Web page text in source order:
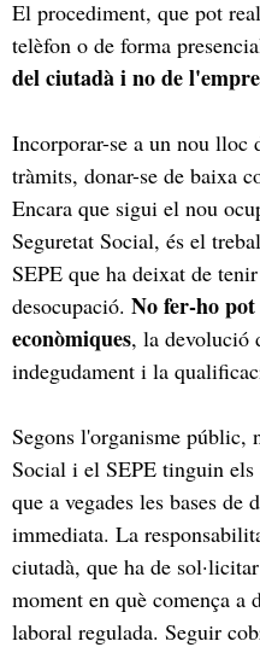
El procediment, que pot
telèfon o de forma
del ciutadà i no de
Incorporar-se a un nou lloc
tràmits, donar-se de baixa
Encara que sigui el nou
Seguretat Social, és el
SEPE que ha deixat de
desocupació. No fer-ho
econòmiques, la devolució
indegudament i la
Segons l'organisme públic,
Social i el SEPE tinguin els
que a vegades les bases de
immediata. La
ciutadà, que ha de
moment en què comença a
laboral regulada. Seguir